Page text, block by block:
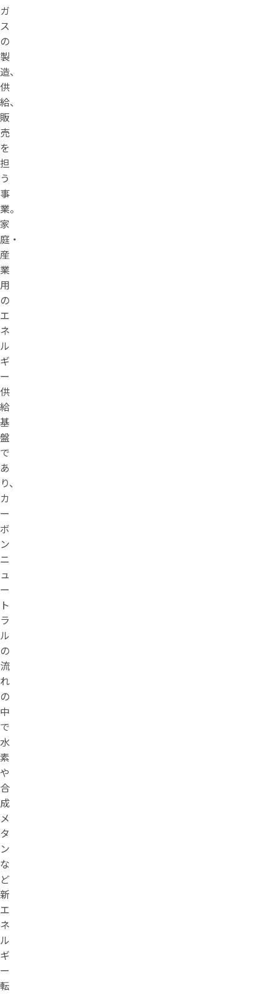
ガ
ス
の
製
造、
供
給、
販
売
を
担
う
事
業。
家
庭・
産
業
用
の
エ
ネ
ル
ギ
ー
供
給
基
盤
で
あ
り、
カ
ー
ボ
ン
ニ
ュ
ー
ト
ラ
ル
の
流
れ
の
中
で
水
素
や
合
成
メ
タ
ン
な
ど
新
エ
ネ
ル
ギ
ー
転